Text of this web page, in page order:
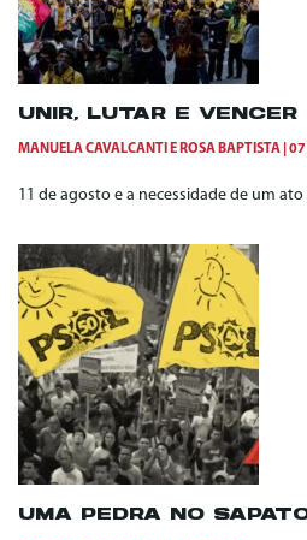
UNIR, LUTAR E VENCER
MANUELA CAVALCANTI E ROSA BAPTISTA 07
11 de agosto e a necessidade de um
UMA PEDRA NO